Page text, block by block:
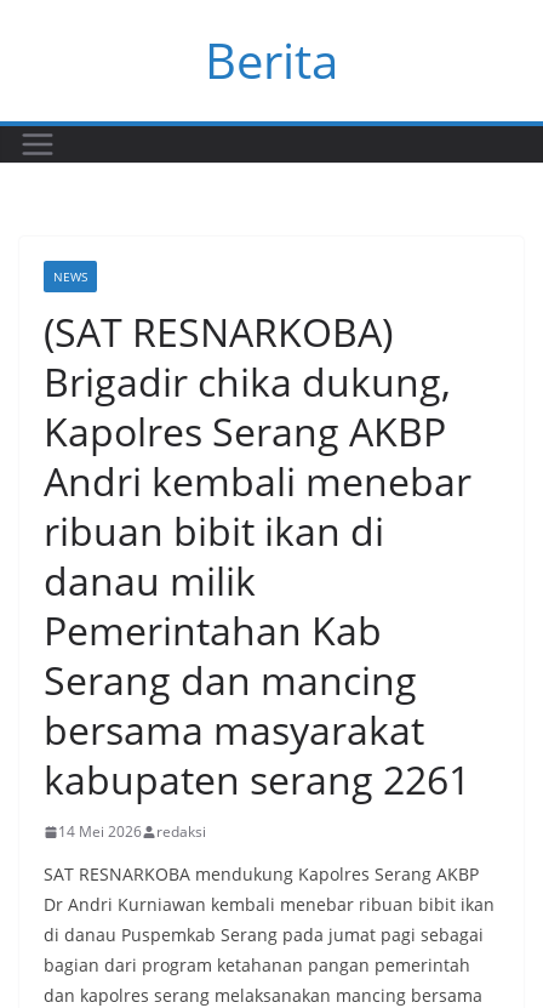
Berita
NEWS
(SAT RESNARKOBA)
Brigadir chika dukung,
Kapolres Serang AKBP
Andri kembali menebar
ribuan bibit ikan di
danau milik
Pemerintahan Kab
Serang dan mancing
bersama masyarakat
kabupaten serang 2261
14 Mei 2026 redaksi
SAT RESNARKOBA mendukung Kapolres Serang AKBP
Dr Andri Kurniawan kembali menebar ribuan bibit ikan
di danau Puspemkab Serang pada jumat pagi sebagai
bagian dari program ketahanan pangan pemerintah
dan kapolres serang melaksanakan mancing bersama